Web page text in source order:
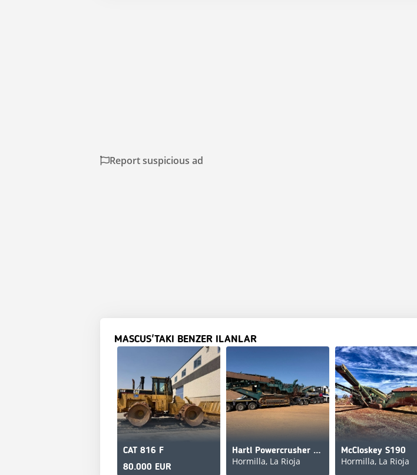
Report suspicious ad
MASCUS'TAKI BENZER ILANLAR
CAT 816 F
80.000 EUR
Hartl Powercrusher PC16/10
Hormilla, La Rioja
McCloskey S190
Hormilla, La Rioja